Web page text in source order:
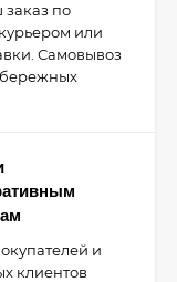
по
или
Самовывоз
и
клиентов